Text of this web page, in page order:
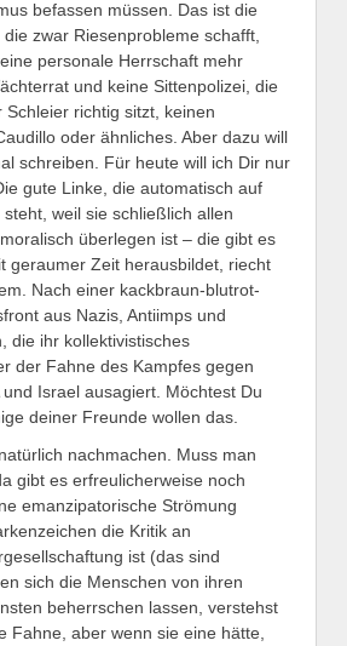
befassen müssen. Das ist die
zwar Riesenprobleme schafft,
personale Herrschaft mehr
und keine Sittenpolizei, die
richtig sitzt, keinen
oder ähnliches. Aber dazu will
schreiben. Für heute will ich Dir nur
gute Linke, die automatisch auf
weil sie schließlich allen
überlegen ist – die gibt es
geraumer Zeit herausbildet, riecht
Nach einer kackbraun-blutrot-
aus Nazis, Antiimps und
die ihr kollektivistisches
der Fahne des Kampfes gegen
Israel ausagiert. Möchtest Du
deiner Freunde wollen das.
nachmachen. Muss man
gibt es erfreulicherweise noch
emanzipatorische Strömung
die Kritik an
ist (das sind
sich die Menschen von ihren
beherrschen lassen, verstehst
Fahne, aber wenn sie eine hätte,